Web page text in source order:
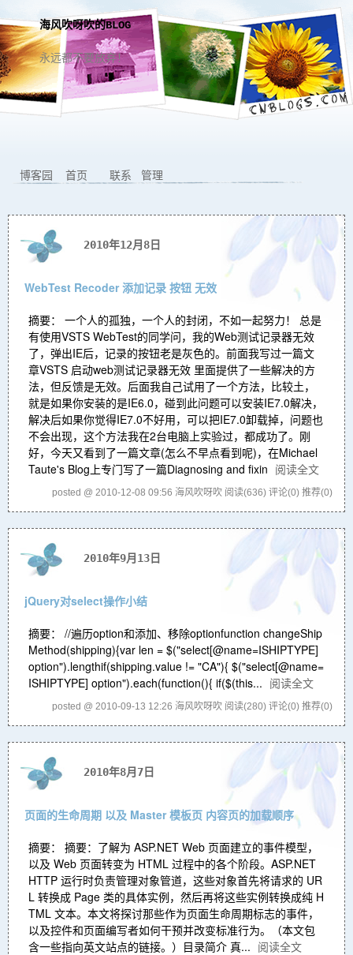
海风吹呀吹的BLOG
永远都不要放弃！
博客园 首页 联系 管理
2010年12月8日
WebTest Recoder 添加记录 按钮 无效
摘要： 一个人的孤独，一个人的封闭，不如一起努力！ 总是
有使用VSTS WebTest的同学问，我的Web测试记录器无效
了，弹出IE后，记录的按钮老是灰色的。前面我写过一篇文
章VSTS 启动web测试记录器无效 里面提供了一些解决的方
法，但反馈是无效。后面我自己试用了一个方法，比较土，
就是如果你安装的是IE6.0，碰到此问题可以安装IE7.0解决，
解决后如果你觉得IE7.0不好用，可以把IE7.0卸载掉，问题也
不会出现，这个方法我在2台电脑上实验过，都成功了。刚
好，今天又看到了一篇文章(怎么不早点看到呢)，在Michael
Taute's Blog上专门写了一篇Diagnosing and fixin 阅读全文
posted @ 2010-12-08 09:56 海风吹呀吹 阅读(636) 评论(0) 推荐(0)
2010年9月13日
jQuery对select操作小结
摘要： //遍历option和添加、移除optionfunction changeShip
Method(shipping){var len = $("select[@name=ISHIPTYPE]
option").lengthif(shipping.value != "CA"){ $("select[@name=
ISHIPTYPE] option").each(function(){ if($(this... 阅读全文
posted @ 2010-09-13 12:26 海风吹呀吹 阅读(280) 评论(0) 推荐(0)
2010年8月7日
页面的生命周期 以及 Master 模板页 内容页的加载顺序
摘要： 摘要：了解为 ASP.NET Web 页面建立的事件模型，
以及 Web 页面转变为 HTML 过程中的各个阶段。ASP.NET
HTTP 运行时负责管理对象管道，这些对象首先将请求的 UR
L 转换成 Page 类的具体实例，然后再将这些实例转换成纯 H
TML 文本。本文将探讨那些作为页面生命周期标志的事件，
以及控件和页面编写者如何干预并改变标准行为。（本文包
含一些指向英文站点的链接。）目录简介 真... 阅读全文